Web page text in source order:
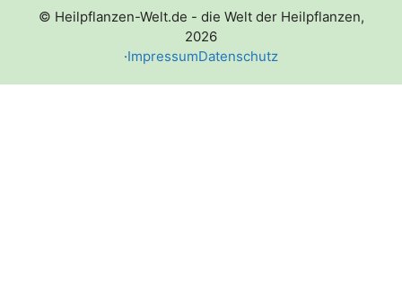
© Heilpflanzen-Welt.de - die Welt der Heilpflanzen,
2026
·ImpressumDatenschutz